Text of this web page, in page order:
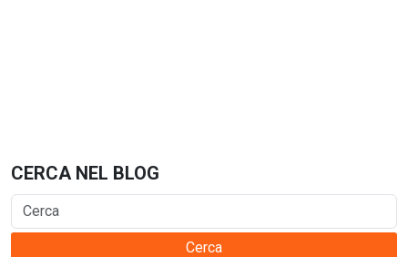
CERCA NEL BLOG
Cerca